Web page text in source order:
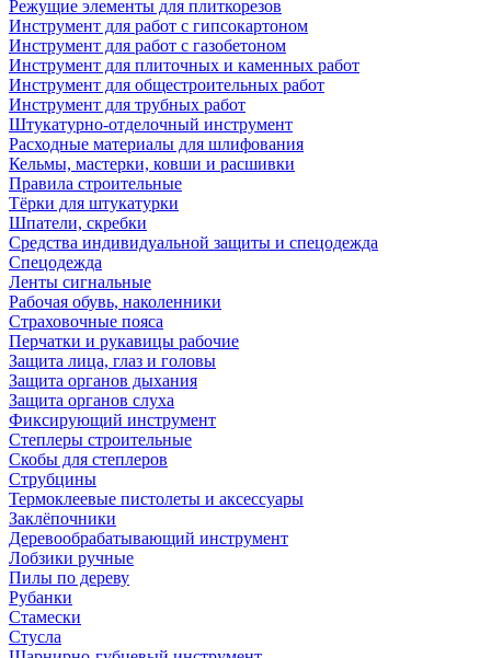
Режущие элементы для плиткорезов
Инструмент для работ с гипсокартоном
Инструмент для работ с газобетоном
Инструмент для плиточных и каменных работ
Инструмент для общестроительных работ
Инструмент для трубных работ
Штукатурно-отделочный инструмент
Расходные материалы для шлифования
Кельмы, мастерки, ковши и расшивки
Правила строительные
Тёрки для штукатурки
Шпатели, скребки
Средства индивидуальной защиты и спецодежда
Спецодежда
Ленты сигнальные
Рабочая обувь, наколенники
Страховочные пояса
Перчатки и рукавицы рабочие
Защита лица, глаз и головы
Защита органов дыхания
Защита органов слуха
Фиксирующий инструмент
Степлеры строительные
Скобы для степлеров
Струбцины
Термоклеевые пистолеты и аксессуары
Заклёпочники
Деревообрабатывающий инструмент
Лобзики ручные
Пилы по дереву
Рубанки
Стамески
Стусла